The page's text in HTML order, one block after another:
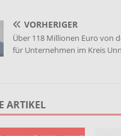
VORHERIGER
Über 118 Millionen Euro von
für Unternehmen im Kreis
ARTIKEL